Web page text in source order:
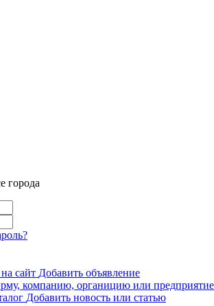
города
Добавить объявление
Добавить новость или статью